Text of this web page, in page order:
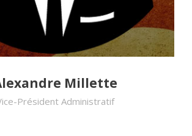
Millette
Président Administratif